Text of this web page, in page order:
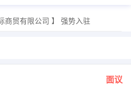
商贸有限公司 】 强势入驻
面议